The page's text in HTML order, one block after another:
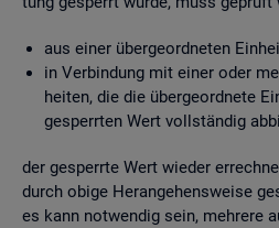
aus einer über­ge­ord­ne­ten
in Ver­bin­dung mit einer oder
hei­ten, die die über­ge­ord­ne­te
ge­sperr­ten Wert voll­stän­dig
der ge­sperr­te Wert wie­der
durch obige Her­an­ge­hens­wei­se
es kann not­wen­dig sein, meh­re­re